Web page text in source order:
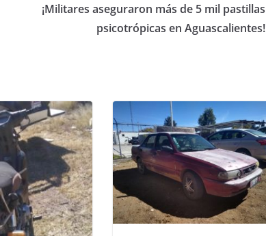
¡Militares aseguraron más de 5 mil pastillas
psicotrópicas en Aguascalientes!